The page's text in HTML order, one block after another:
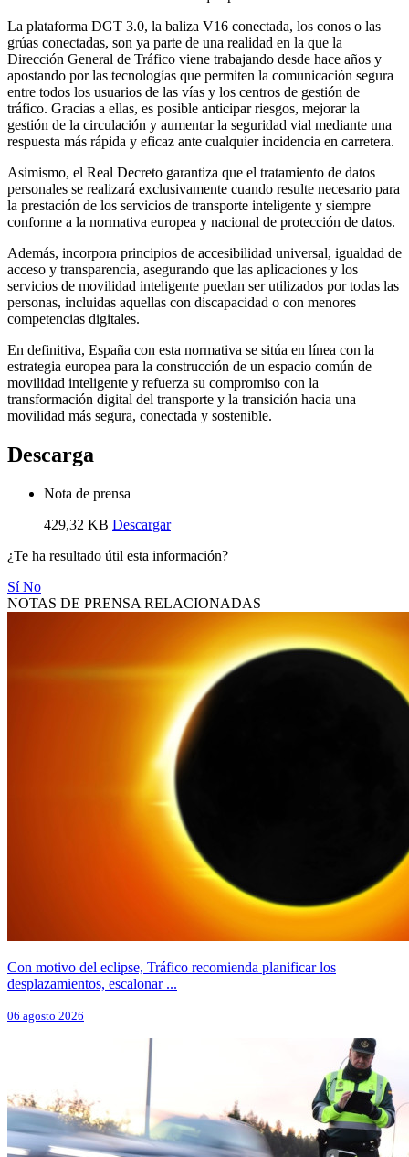
La plataforma DGT 3.0, la baliza V16 conectada, los conos o las
grúas conectadas, son ya parte de una realidad en la que la
Dirección General de Tráfico viene trabajando desde hace años y
apostando por las tecnologías que permiten la comunicación segura
entre todos los usuarios de las vías y los centros de gestión de
tráfico. Gracias a ellas, es posible anticipar riesgos, mejorar la
gestión de la circulación y aumentar la seguridad vial mediante una
respuesta más rápida y eficaz ante cualquier incidencia en carretera.
Asimismo, el Real Decreto garantiza que el tratamiento de datos
personales se realizará exclusivamente cuando resulte necesario para
la prestación de los servicios de transporte inteligente y siempre
conforme a la normativa europea y nacional de protección de datos.
Además, incorpora principios de accesibilidad universal, igualdad de
acceso y transparencia, asegurando que las aplicaciones y los
servicios de movilidad inteligente puedan ser utilizados por todas las
personas, incluidas aquellas con discapacidad o con menores
competencias digitales.
En definitiva, España con esta normativa se sitúa en línea con la
estrategia europea para la construcción de un espacio común de
movilidad inteligente y refuerza su compromiso con la
transformación digital del transporte y la transición hacia una
movilidad más segura, conectada y sostenible.
Descarga
Nota de prensa
429,32 KB Descargar
¿Te ha resultado útil esta información?
SíNo
NOTAS DE PRENSA RELACIONADAS
Con motivo del eclipse, Tráfico recomienda planificar los
desplazamientos, escalonar ...
06 agosto 2026